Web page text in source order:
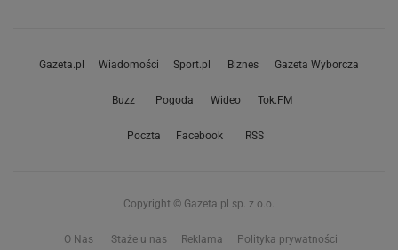
Gazeta.pl Wiadomości Sport.pl Biznes Gazeta Wyborcza
Buzz Pogoda Wideo Tok.FM
Poczta Facebook RSS
Copyright © Gazeta.pl sp. z o.o.
O Nas Staże u nas Reklama Polityka prywatności